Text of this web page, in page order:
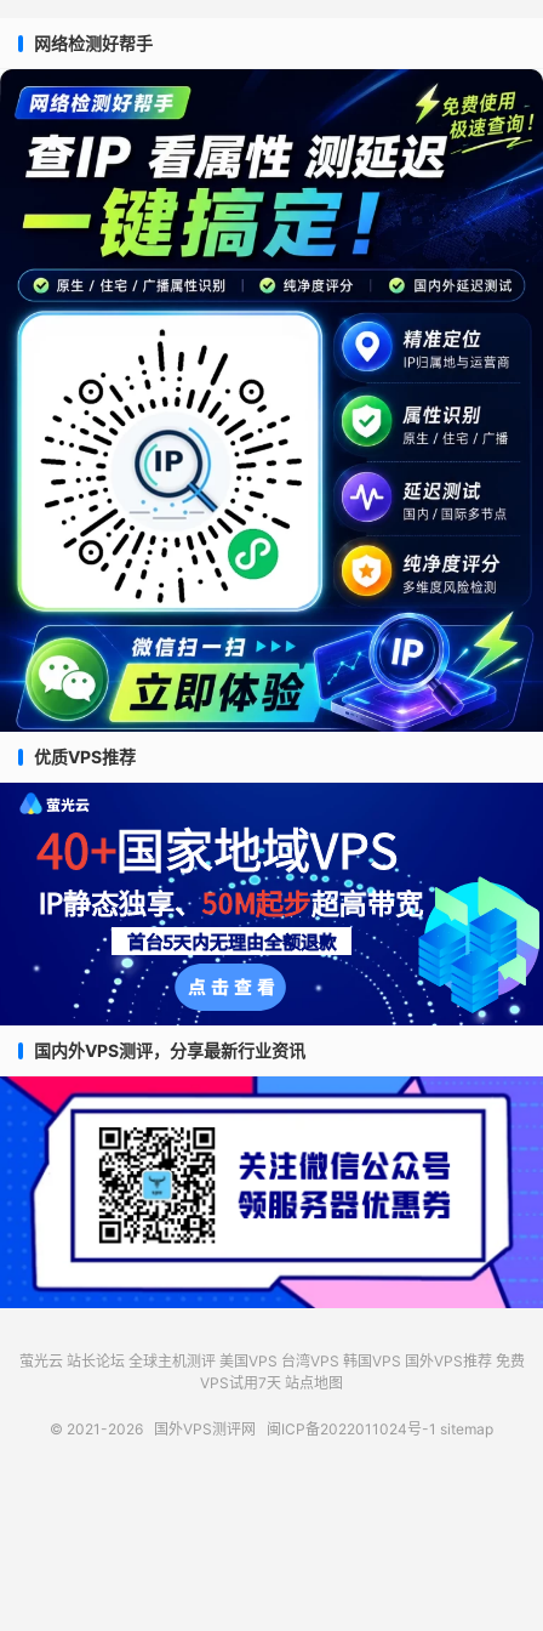
网络检测好帮手
优质VPS推荐
国内外VPS测评，分享最新行业资讯
萤光云 站长论坛 全球主机测评 美国VPS 台湾VPS 韩国VPS 国外VPS推荐 免费
VPS试用7天 站点地图
© 2021-2026 国外VPS测评网 闽ICP备2022011024号-1 sitemap